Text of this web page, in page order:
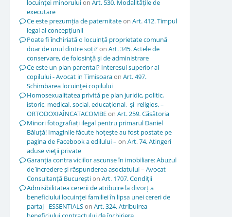
locuinței minoruluion Art. 530. Modalităţile de
executare
Ce este prezumția de paternitateon Art. 412. Timpul
legal al concepţiunii
Poate fi închiriată o locuință proprietate comună
doar de unul dintre soți?on Art. 345. Actele de
conservare, de folosinţă şi de administrare
Ce este un plan parental? Interesul superior al
copilului - Avocat in Timisoaraon Art. 497.
Schimbarea locuinţei copilului
Homosexualitatea privită pe plan juridic, politic,
istoric, medical, social, educațional, și religios, –
ORTODOXIAÎNCATACOMBEon Art. 259. Căsătoria
Minori fotografiați ilegal pentru primarul Daniel
Băluță! Imaginile făcute hoțește au fost postate pe
pagina de Facebook a edilului – on Art. 74. Atingeri
aduse vieţii private
Garanția contra viciilor ascunse în imobiliare: Abuzul
de încredere și răspunderea asociatului – Avocat
Consultanță Bucureștion Art. 1707. Condiţii
Admisibilitatea cererii de atribuire la divorț a
beneficiului locuinței familiei în lipsa unei cereri de
partaj - ESSENTIALSon Art. 324. Atribuirea